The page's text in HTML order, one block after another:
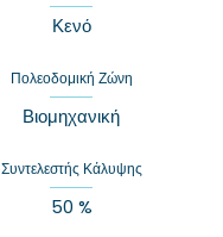
Κενό
Πολεοδομική Ζώνη
Βιομηχανική
Συντελεστής Κάλυψης
50 %